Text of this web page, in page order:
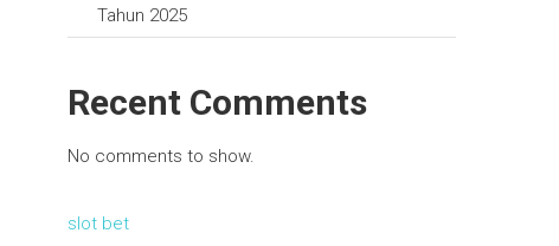
Tahun 2025
Recent Comments
No comments to show.
slot bet